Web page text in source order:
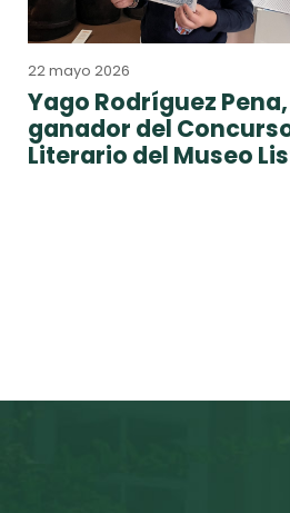
22 mayo 2026
Yago Rodríguez Pena,
ganador del
Literario del Museo